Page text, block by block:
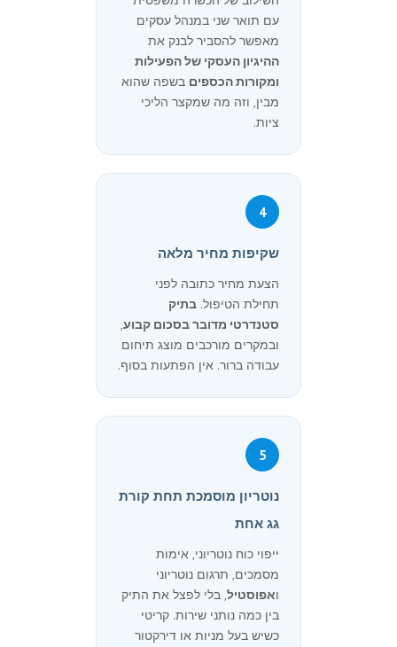
עם תואר שני במנהל עסקים
מאפשר להסביר לבנק את
ההיגיון העסקי של הפעילות
ומקורות הכספים בשפה שהוא
מבין, וזה מה שמקצר הליכי
ציות.
4
שקיפות מחיר מלאה
הצעת מחיר כתובה לפני
תחילת הטיפול. בתיק
סטנדרטי מדובר בסכום קבוע,
ובמקרים מורכבים מוצג תיחום
עבודה ברור. אין הפתעות בסוף.
5
נוטריון מוסמכת תחת קורת
גג אחת
ייפוי כוח נוטריוני, אימות
מסמכים, תרגום נוטריוני
ואפוסטיל, בלי לפצל את התיק
בין כמה נותני שירות. קריטי
כשיש בעל מניות או דירקטור